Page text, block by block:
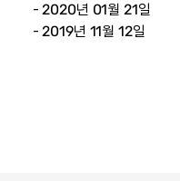
-2020년 01월 21일
-2019년 11월 12일